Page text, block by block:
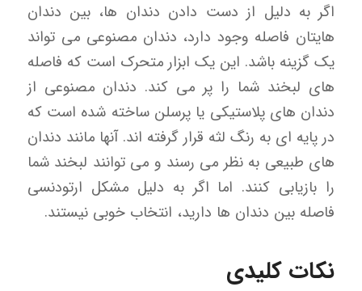
اگر به دلیل از دست دادن دندان ها، بین دندان
هایتان فاصله وجود دارد، دندان مصنوعی می تواند
یک گزینه باشد. این یک ابزار متحرک است که فاصله
های لبخند شما را پر می کند. دندان مصنوعی از
دندان های پلاستیکی یا پرسلن ساخته شده است که
در پایه ای به رنگ لثه قرار گرفته اند. آنها مانند دندان
های طبیعی به نظر می رسند و می توانند لبخند شما
را بازیابی کنند. اما اگر به دلیل مشکل ارتودنسی
فاصله بین دندان ها دارید، انتخاب خوبی نیستند.
نکات کلیدی